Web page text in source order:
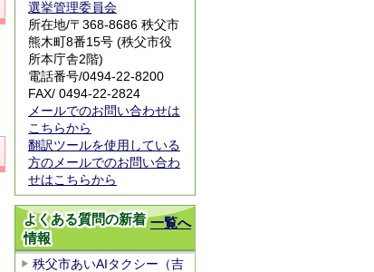
選挙管理委員会
所在地/〒368-8686 秩父市
熊木町8番15号 (秩父市役
所本庁舎2階)
電話番号/0494-22-8200
FAX/ 0494-22-2824
メールでのお問い合わせは
こちらから
翻訳ツールを使用している
方のメールでのお問い合わ
せはこちらから
一覧へ
よくある質問の新着
情報
秩父市あいAIタクシー（吉